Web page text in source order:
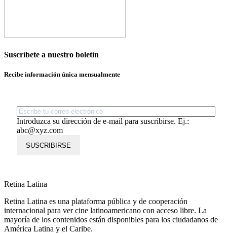
Suscríbete a nuestro boletín
Recibe información única mensualmente
Introduzca su dirección de e-mail para suscribirse. Ej.:
abc@xyz.com
SUSCRIBIRSE
Retina Latina
Retina Latina es una plataforma pública y de cooperación
internacional para ver cine latinoamericano con acceso libre. La
mayoría de los contenidos están disponibles para los ciudadanos de
América Latina y el Caribe.